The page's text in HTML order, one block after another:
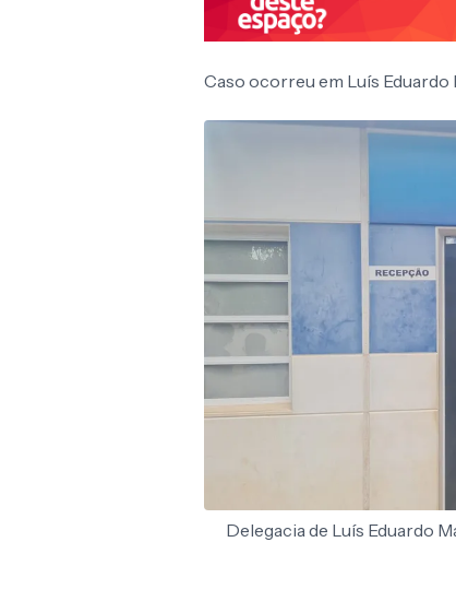
Caso ocorreu em Luís Eduardo
Delegacia de Luís Eduardo